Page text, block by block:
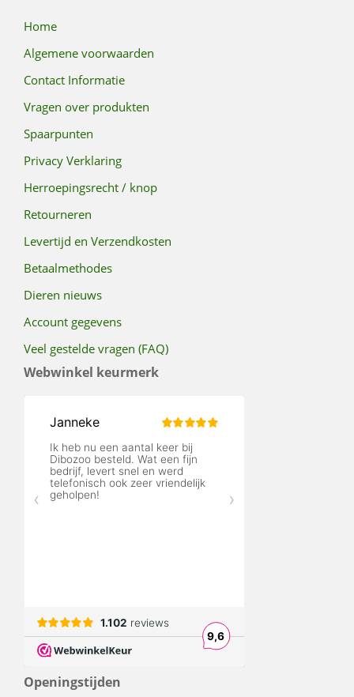
Home
Algemene voorwaarden
Contact Informatie
Vragen over produkten
Spaarpunten
Privacy Verklaring
Herroepingsrecht / knop
Retourneren
Levertijd en Verzendkosten
Betaalmethodes
Dieren nieuws
Account gegevens
Veel gestelde vragen (FAQ)
Webwinkel keurmerk
Openingstijden